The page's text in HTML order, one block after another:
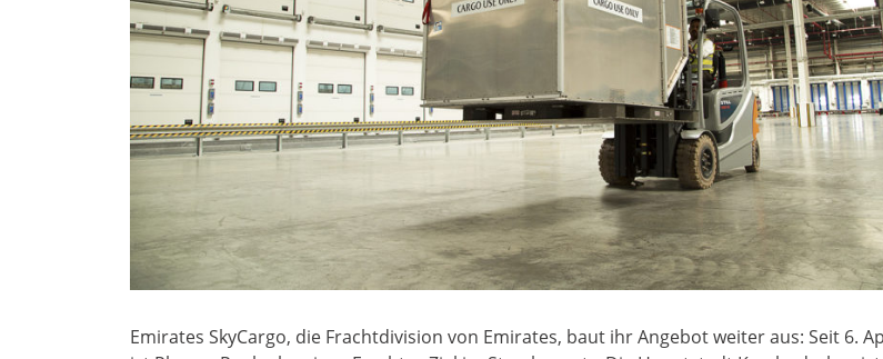
Emirates SkyCargo, die Frachtdivision von Emirates, baut ihr Angebot weiter aus: Seit 6.